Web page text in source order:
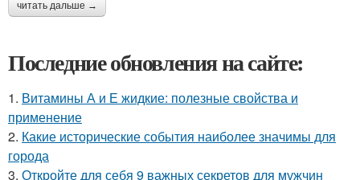
читать дальше →
Последние обновления на сайте:
1. Витамины А и Е жидкие: полезные свойства и
применение
2. Какие исторические события наиболее значимы для
города
3. Откройте для себя 9 важных секретов для мужчин